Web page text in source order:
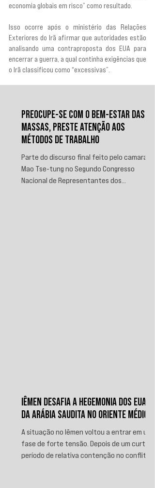
economia globais em risco” como resultado.
Isso ocorre após o ministério das Relações
Exteriores do Irã afirmar que autoridades estão
analisando uma contraproposta dos EUA para
encerrar a guerra, a qual continha exigências que
o Irã classificou como “excessivas”.
PREOCUPE-SE COM O BEM-ESTAR DAS
MASSAS, PRESTE ATENÇÃO AOS
MÉTODOS DE TRABALHO
Parte do discurso final feito pelo camarada
Mao Tse-tung no Segundo Congresso
Nacional de Representantes dos
IÊMEN DESAFIA A HEGEMONIA DOS EUA E
DA ARÁBIA SAUDITA NO ORIENTE MÉDIO
A situação no Iêmen voltou a entrar em uma
fase de forte tensão. Depois de um curto
período de relativa contenção no conflito,